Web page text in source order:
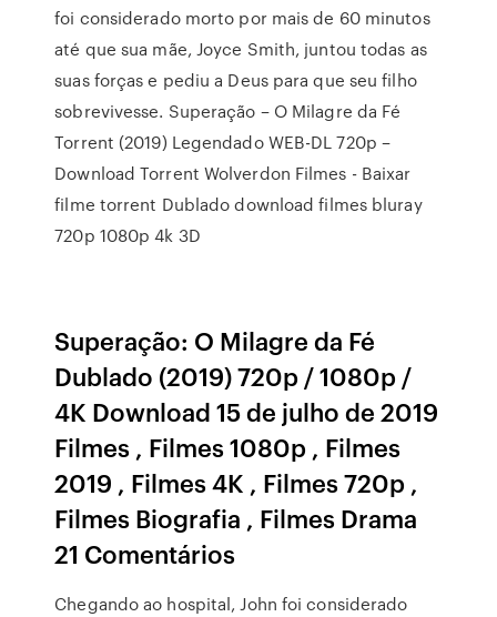
foi considerado morto por mais de 60 minutos
até que sua mãe, Joyce Smith, juntou todas as
suas forças e pediu a Deus para que seu filho
sobrevivesse. Superação – O Milagre da Fé
Torrent (2019) Legendado WEB-DL 720p –
Download Torrent Wolverdon Filmes - Baixar
filme torrent Dublado download filmes bluray
720p 1080p 4k 3D
Superação: O Milagre da Fé
Dublado (2019) 720p / 1080p /
4K Download 15 de julho de 2019
Filmes , Filmes 1080p , Filmes
2019 , Filmes 4K , Filmes 720p ,
Filmes Biografia , Filmes Drama
21 Comentários
Chegando ao hospital, John foi considerado